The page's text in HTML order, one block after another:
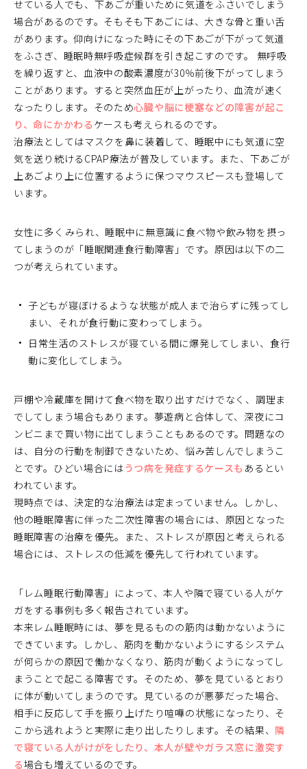
せている人でも、下あごが重いために気道をふさいでしまう
場合があるのです。そもそも下あごには、大きな骨と重い舌
があります。仰向けになった時にその下あごが下がって気道
をふさぎ、睡眠時無呼吸症候群を引き起こすのです。 無呼吸
を繰り返すと、血液中の酸素濃度が30％前後下がってしまう
ことがあります。すると突然血圧が上がったり、血流が速く
なったりします。そのため心臓や脳に梗塞などの障害が起こ
り、命にかかわる ケースも考えられるのです。
治療法としてはマスクを鼻に装着して、睡眠中にも気道に空
気を送り続けるCPAP療法が普及しています。また、下あごが
上あごより上に位置するように保つマウスピースも登場して
います。
女性に多くみられ、睡眠中に無意識に食べ物や飲み物を摂っ
てしまうのが「睡眠関連食行動障害」です。原因は以下の二
つが考えられています。
子どもが寝ぼけるような状態が成人まで治らずに残ってし
まい、それが食行動に変わってしまう。
日常生活のストレスが寝ている間に爆発してしまい、食行
動に変化してしまう。
戸棚や冷蔵庫を開けて食べ物を取り出すだけでなく、調理ま
でしてしまう場合もあります。夢遊病と合体して、深夜にコ
ンビニまで買い物に出てしまうこともあるのです。問題なの
は、自分の行動を制御できないため、悩み苦しんでしまうこ
とです。ひどい場合にはうつ病を発症するケースも あるとい
われています。
現時点では、決定的な治療法は定まっていません。しかし、
他の睡眠障害に伴った二次性障害の場合には、原因となった
睡眠障害の治療を優先。また、ストレスが原因と考えられる
場合には、ストレスの低減を優先して行われています。
「レム睡眠行動障害」によって、本人や隣で寝ている人がケ
ガをする事例も多く報告されています。
本来レム睡眠時には、夢を見るものの筋肉は動かないように
できています。しかし、筋肉を動かないようにするシステム
が何らかの原因で働かなくなり、筋肉が動くようになってし
まうことで起こる障害です。そのため、夢を見ているとおり
に体が動いてしまうのです。見ているのが悪夢だった場合、
相手に反応して手を振り上げたり喧嘩の状態になったり、そ
こから逃れようと実際に走り出したりします。その結果、 隣
で寝ている人がけがをしたり、本人が壁やガラス窓に激突す
る場合も増えているのです。